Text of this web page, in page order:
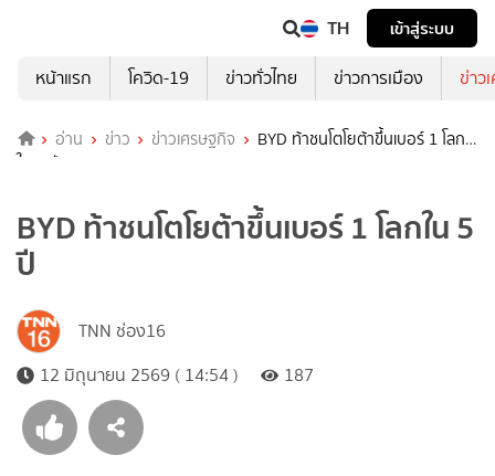
TH
เข้าสู่ระบบ
หน้าแรก
โควิด-19 ข่าวทั่วไทย ข่าวการเมือง ข่าว
อ่าน ข่าว ข่าวเศรษฐกิจ
BYD ท้าชนโตโยต้าขึ้นเบอร์ 1 โลก
ใน 5 ปี
BYD ท้าชนโตโยต้าขึ้นเบอร์ 1 โลกใน 5
ปี
TNN ช่อง16
12 มิถุนายน 2569 ( 14:54 )
187